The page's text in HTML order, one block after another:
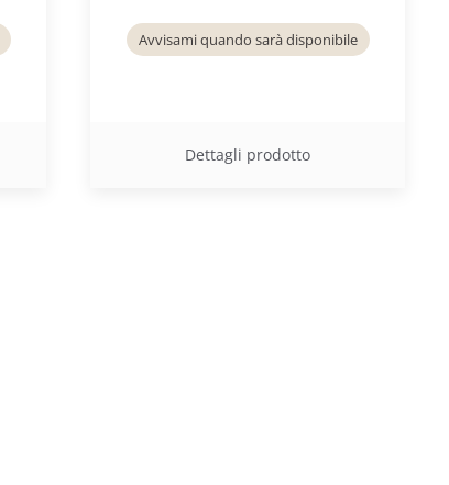
Avvisami quando sarà disponibile
Dettagli prodotto